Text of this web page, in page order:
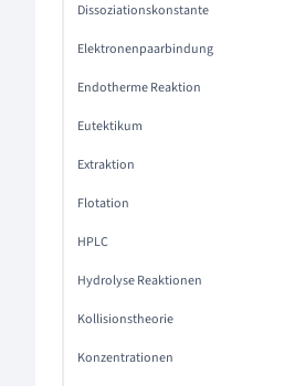
Dissoziationskonstante
Elektronenpaarbindung
Endotherme Reaktion
Eutektikum
Extraktion
Flotation
HPLC
Hydrolyse Reaktionen
Kollisionstheorie
Konzentrationen